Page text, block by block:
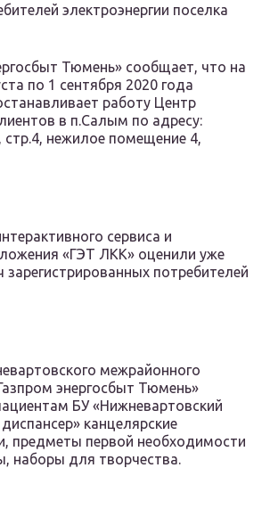
электроэнергии поселка
Тюмень» сообщает, что на
по 1 сентября 2020 года
работу Центр
в п.Салым по адресу:
нежилое помещение 4,
сервиса и
«ГЭТ ЛКК» оценили уже
потребителей
межрайонного
энергосбыт Тюмень»
БУ «Нижневартовский
канцелярские
предметы первой необходимости
наборы для творчества.